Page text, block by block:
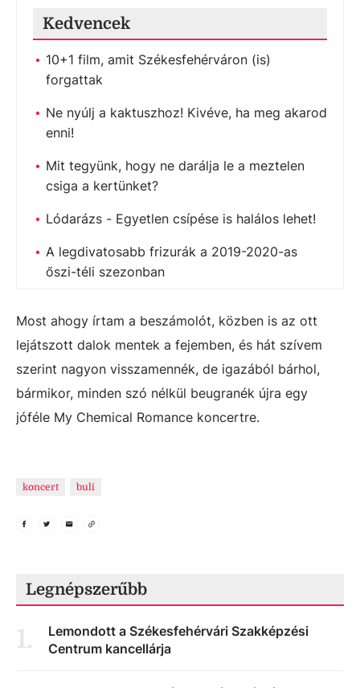
Kedvencek
10+1 film, amit Székesfehérváron (is)
forgattak
Ne nyúlj a kaktuszhoz! Kivéve, ha meg akarod
enni!
Mit tegyünk, hogy ne darálja le a meztelen
csiga a kertünket?
Lódarázs - Egyetlen csípése is halálos lehet!
A legdivatosabb frizurák a 2019-2020-as
őszi-téli szezonban
Most ahogy írtam a beszámolót, közben is az ott
lejátszott dalok mentek a fejemben, és hát szívem
szerint nagyon visszamennék, de igazából bárhol,
bármikor, minden szó nélkül beugranék újra egy
jóféle My Chemical Romance koncertre.
koncert buli
Legnépszerűbb
1.
Lemondott a Székesfehérvári Szakképzési
Centrum kancellárja